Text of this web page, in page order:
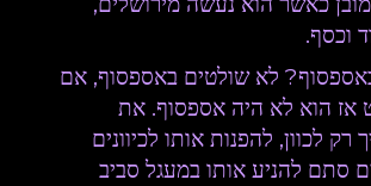
וכסף.
לא שולטים באספסוף, אם
אז הוא לא היה אספסוף. את
לכוון, להפנות אותו לכיוונים
סתם להניע אותו במעגל סביב